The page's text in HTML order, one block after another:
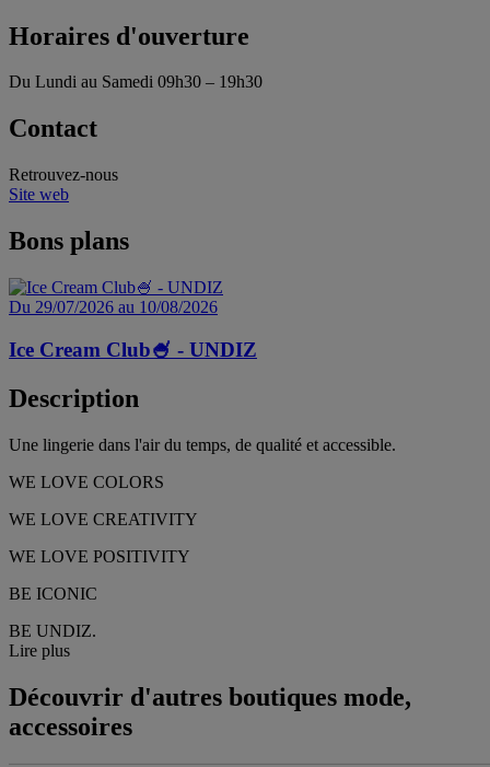
Horaires d'ouverture
Du Lundi au Samedi 09h30 – 19h30
Contact
Retrouvez-nous
Site web
Bons plans
Du 29/07/2026 au 10/08/2026
Ice Cream Club🍧 - UNDIZ
Description
Une lingerie dans l'air du temps, de qualité et accessible.
WE LOVE COLORS
WE LOVE CREATIVITY
WE LOVE POSITIVITY
BE ICONIC
BE UNDIZ.
Lire plus
Découvrir d'autres boutiques mode,
accessoires